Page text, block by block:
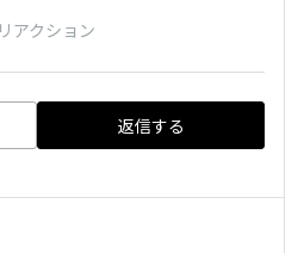
アクション
返信する